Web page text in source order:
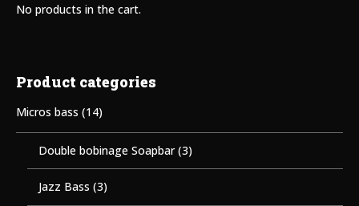
No products in the cart.
Product categories
Micros bass (14)
Double bobinage Soapbar (3)
Jazz Bass (3)